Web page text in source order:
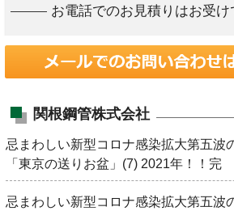
お電話でのお見積りはお受け
関根鋼管株式会社
忌まわしい新型コロナ感染拡大第五波
「東京の送りお盆」(7) 2021年！！完
忌まわしい新型コロナ感染拡大第五波